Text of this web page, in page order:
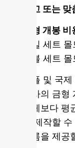
로고 또는
금형 개봉 비
단일 세트
더블 세트
샘플 및 국
당사의 금
업체보다
춤 제작할
필름을 제